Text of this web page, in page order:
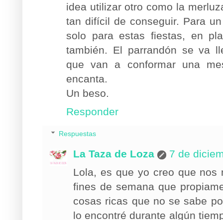
idea utilizar otro como la
tan difícil de conseguir. Para
solo para estas fiestas, en
también. El parrandón se va
que van a conformar una
encanta.
Un beso.
Responder
Respuestas
La Taza de Loza
7 de
Lola, es que yo creo que nos
fines de semana que
cosas ricas que no se sabe
lo encontré durante algún